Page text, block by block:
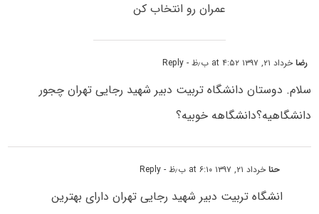
عمران رو انتخاب کن
رضاخرداد ۲۱, ۱۳۹۷ at ۴:۵۲ ب٫ظ - Reply
سلام. دوستان دانشگاه تربیت دبیر شهید رجایی تهران چجور
دانشگاهیه؟دانشگاهه خوبیه؟
حناخرداد ۲۱, ۱۳۹۷ at ۶:۱۰ ب٫ظ - Reply
انشگاه تربیت دبیر شهید رجایی تهران دارای بهترین